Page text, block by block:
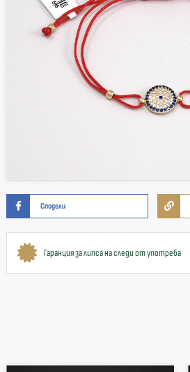
Сподели
Гаранция за липса на следи от употреба